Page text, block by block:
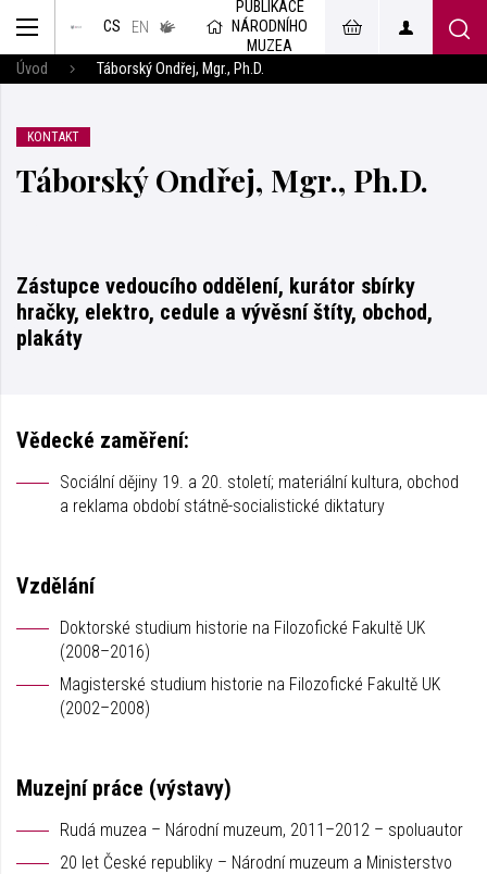
CS EN
v českém
jazyce
PUBLIKACE
NÁRODNÍHO
MUZEA
Úvod
Táborský Ondřej, Mgr., Ph.D.
KONTAKT
Táborský Ondřej, Mgr., Ph.D.
Zástupce vedoucího oddělení, kurátor sbírky
hračky, elektro, cedule a vývěsní štíty, obchod,
plakáty
Vědecké zaměření:
Sociální dějiny 19. a 20. století; materiální kultura, obchod
a reklama období státně-socialistické diktatury
Vzdělání
Doktorské studium historie na Filozofické Fakultě UK
(2008–2016)
Magisterské studium historie na Filozofické Fakultě UK
(2002–2008)
Muzejní práce (výstavy)
Rudá muzea – Národní muzeum, 2011–2012 – spoluautor
20 let České republiky – Národní muzeum a Ministerstvo